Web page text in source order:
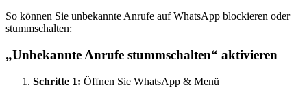
So können Sie unbekannte Anrufe auf WhatsApp blockieren oder
stummschalten:
„Unbekannte Anrufe stummschalten“ aktivieren
Schritte 1: Öffnen Sie WhatsApp & Menü